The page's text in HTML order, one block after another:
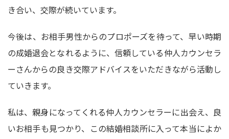
き合い、交際が続いています。
今後は、お相手男性からのプロポーズを待って、早い時期
の成婚退会となれるように、信頼している仲人カウンセラ
ーさんからの良き交際アドバイスをいただきながら活動し
ていきます。
私は、親身になってくれる仲人カウンセラーに出会え、良
いお相手も見つかり、この結婚相談所に入って本当によか